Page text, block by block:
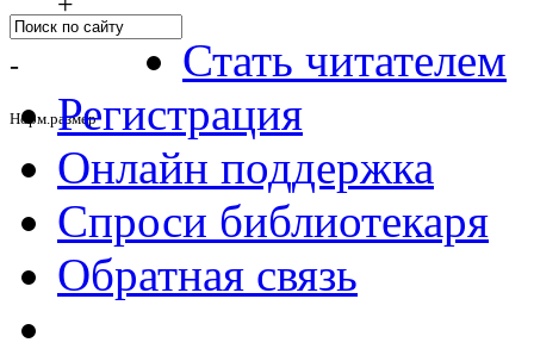
-
Норм.размер
Стать читателем
Регистрация
Онлайн поддержка
Спроси библиотекаря
Обратная связь